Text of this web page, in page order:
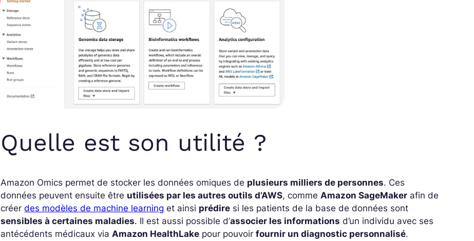
Quelle est son utilité ?
Amazon Omics permet de stocker les données omiques de plusieurs milliers de personnes. Ces
données peuvent ensuite être utilisées par les autres outils d’AWS, commeAmazon SageMaker afin de
créerdes modèles de machine learning et ainsi prédire si les patients de la base de données sont
sensibles à certaines maladies. Il est aussi possible d’associer les informations d’un individu avec ses
antécédents médicaux viaAmazon HealthLake pour pouvoirfournir un diagnostic personnalisé.